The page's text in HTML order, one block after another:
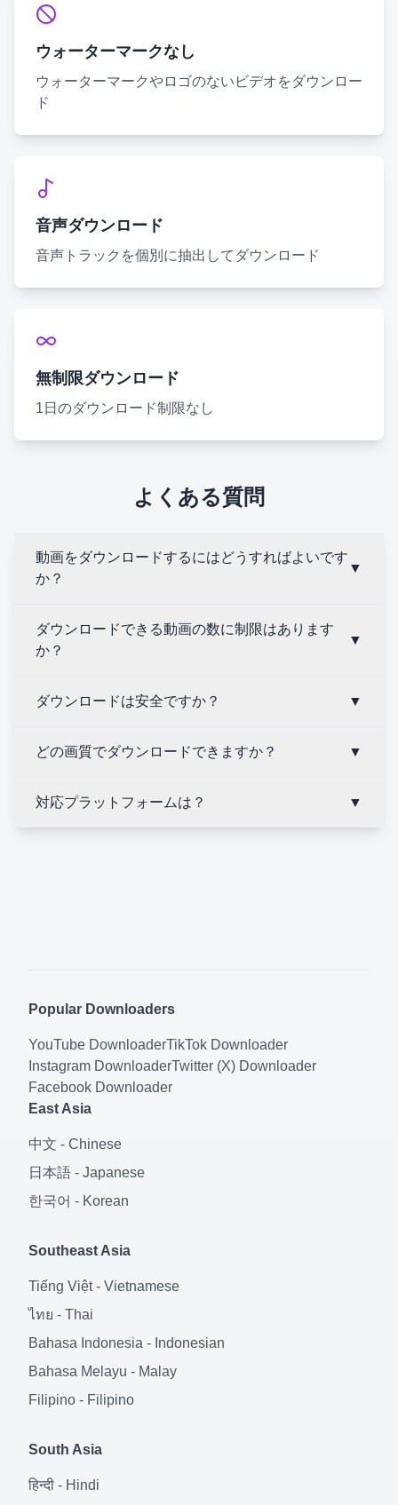
ウォーターマークなし
ウォーターマークやロゴのないビデオをダウンロー
ド
音声ダウンロード
音声トラックを個別に抽出してダウンロード
無制限ダウンロード
1日のダウンロード制限なし
よくある質問
動画をダウンロードするにはどうすればよいです
か？
▼
ダウンロードできる動画の数に制限はあります
か？
▼
ダウンロードは安全ですか？ ▼
どの画質でダウンロードできますか？ ▼
対応プラットフォームは？ ▼
Popular Downloaders
YouTube DownloaderTikTok Downloader
Instagram DownloaderTwitter (X) Downloader
Facebook Downloader
East Asia
中文 - Chinese
日本語 - Japanese
한국어 - Korean
Southeast Asia
Tiếng Việt- Vietnamese
ไทย - Thai
Bahasa Indonesia - Indonesian
Bahasa Melayu - Malay
Filipino - Filipino
South Asia
हिन्दी - Hindi